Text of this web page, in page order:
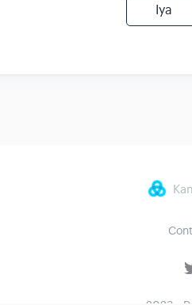
Iya